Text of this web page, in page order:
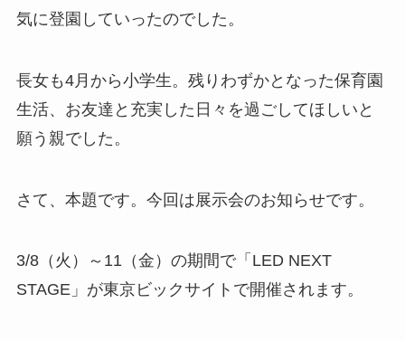
気に登園していったのでした。
長女も4月から小学生。残りわずかとなった保育園
生活、お友達と充実した日々を過ごしてほしいと
願う親でした。
さて、本題です。今回は展示会のお知らせです。
3/8（火）～11（金）の期間で「LED NEXT
STAGE」が東京ビックサイトで開催されます。